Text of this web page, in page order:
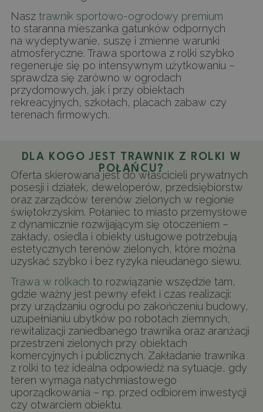
Nasz trawnik sportowo-ogrodowy premium
to staranna mieszanka gatunków odpornych
na wydeptywanie, suszę i zmienne warunki
atmosferyczne. Trawa sportowa z rolki szybko
regeneruje się po intensywnym użytkowaniu –
sprawdza się zarówno w ogrodach
przydomowych, jak i przy obiektach
rekreacyjnych, szkołach, placach zabaw czy
terenach firmowych.
DLA KOGO JEST TRAWNIK Z ROLKI W
POŁAŃCU?
Oferta skierowana jest do właścicieli prywatnych
posesji i działek, deweloperów, przedsiębiorstw
oraz zarządców terenów zielonych w regionie
świętokrzyskim. Połaniec to miasto przemysłowe
z dynamicznie rozwijającym się otoczeniem –
zakłady, osiedla i obiekty usługowe potrzebują
estetycznych terenów zielonych, które można
uzyskać szybko i bez ryzyka nieudanego siewu.
Trawa w rolkach to rozwiązanie wszędzie tam,
gdzie ważny jest pewny efekt i czas realizacji:
przy urządzaniu ogrodu po zakończeniu budowy,
uzupełnianiu ubytków po robotach ziemnych,
rewitalizacji zaniedbanego trawnika oraz aranżacji
przestrzeni zielonych przy obiektach
komercyjnych i publicznych. Zakładanie trawnika
z rolki to też idealna odpowiedź na sytuacje, gdy
teren wymaga natychmiastowego
uporządkowania – np. przed odbiorem inwestycji
czy otwarciem obiektu.